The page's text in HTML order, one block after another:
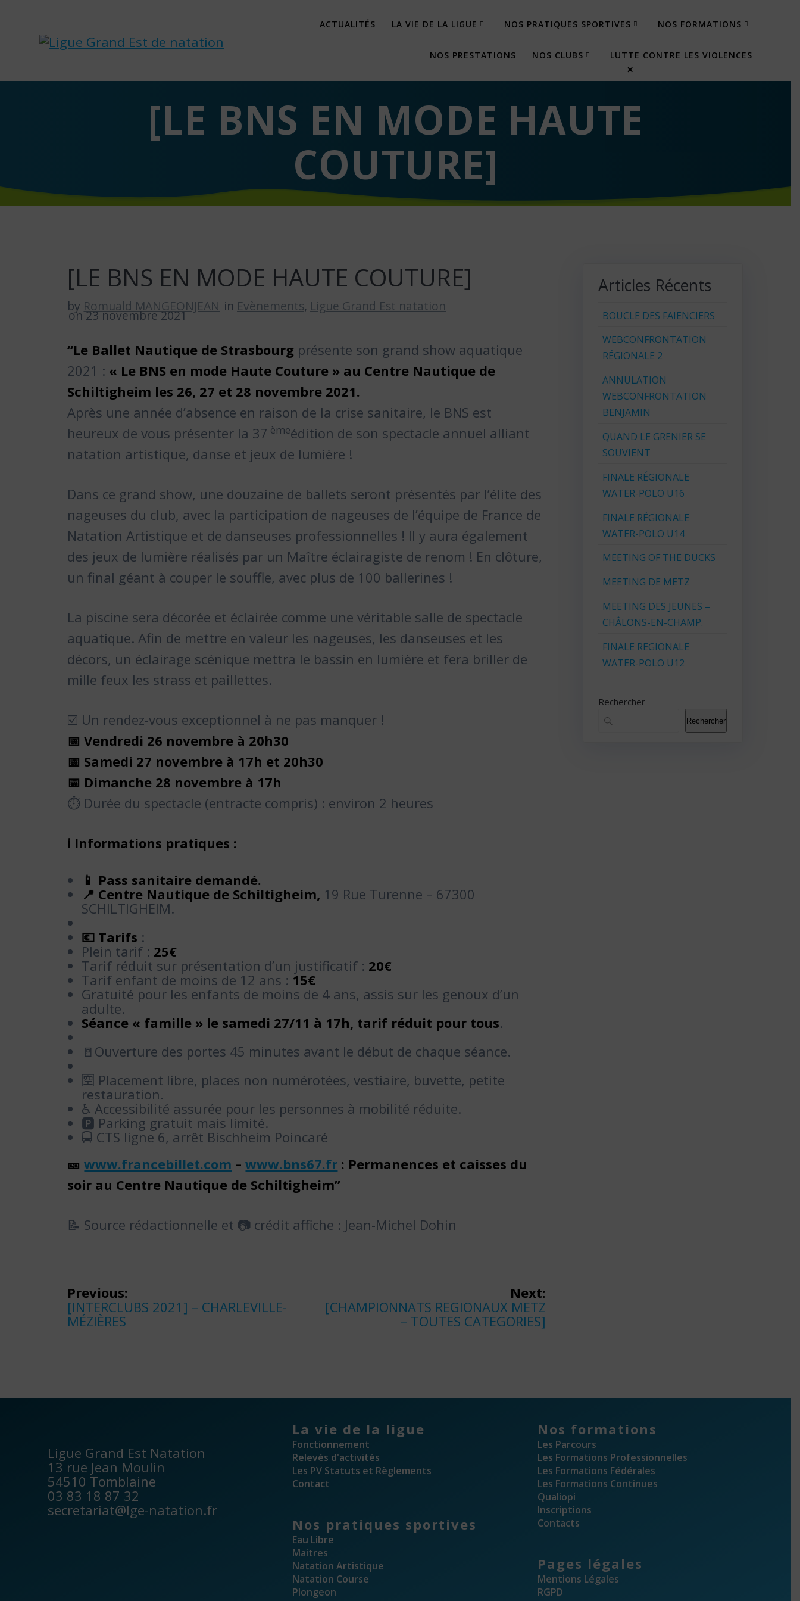
content
ACTUALITÉS LA VIE DE LA LIGUE NOS PRATIQUES SPORTIVES NOS FORMATIONS
NOS PRESTATIONS NOS CLUBS LUTTE CONTRE LES VIOLENCES
[LE BNS EN MODE HAUTE
COUTURE]
[LE BNS EN MODE HAUTE COUTURE]
by Romuald MANGEONJEAN in Evènements, Ligue Grand Est natation
on 23 novembre 2021
“Le Ballet Nautique de Strasbourg présente son grand show aquatique
2021 : « Le BNS en mode Haute Couture » au Centre Nautique de
Schiltigheim les 26, 27 et 28 novembre 2021.
Après une année d’absence en raison de la crise sanitaire, le BNS est
heureux de vous présenter la 37 èmeédition de son spectacle annuel alliant
natation artistique, danse et jeux de lumière !
Dans ce grand show, une douzaine de ballets seront présentés par l’élite des
nageuses du club, avec la participation de nageuses de l’équipe de France de
Natation Artistique et de danseuses professionnelles ! Il y aura également
des jeux de lumière réalisés par un Maître éclairagiste de renom ! En clôture,
un final géant à couper le souffle, avec plus de 100 ballerines !
La piscine sera décorée et éclairée comme une véritable salle de spectacle
aquatique. Afin de mettre en valeur les nageuses, les danseuses et les
décors, un éclairage scénique mettra le bassin en lumière et fera briller de
mille feux les strass et paillettes.
☑️ Un rendez-vous exceptionnel à ne pas manquer !
📅 Vendredi 26 novembre à 20h30
📅 Samedi 27 novembre à 17h et 20h30
📅 Dimanche 28 novembre à 17h
⏱ Durée du spectacle (entracte compris) : environ 2 heures
ℹ️ Informations pratiques :
📱 Pass sanitaire demandé.
📍 Centre Nautique de Schiltigheim, 19 Rue Turenne – 67300
SCHILTIGHEIM.
💶 Tarifs :
Plein tarif : 25€
Tarif réduit sur présentation d’un justificatif : 20€
Tarif enfant de moins de 12 ans : 15€
Gratuité pour les enfants de moins de 4 ans, assis sur les genoux d’un
adulte.
Séance « famille » le samedi 27/11 à 17h, tarif réduit pour tous.
🚪Ouverture des portes 45 minutes avant le début de chaque séance.
🈳 Placement libre, places non numérotées, vestiaire, buvette, petite
restauration.
♿️ Accessibilité assurée pour les personnes à mobilité réduite.
🅿️ Parking gratuit mais limité.
🚍 CTS ligne 6, arrêt Bischheim Poincaré
🎫 www.francebillet.com –www.bns67.fr : Permanences et caisses du
soir au Centre Nautique de Schiltigheim”
📝 Source rédactionnelle et 📷 crédit affiche : Jean-Michel Dohin
Navigation
de
Previous:
Previous
post:
[INTERCLUBS 2021] – CHARLEVILLE-
MÉZIÈRES
Next:
Next
post:
[CHAMPIONNATS REGIONAUX METZ
– TOUTES CATEGORIES]
Articles Récents
BOUCLE DES FAIENCIERS
WEBCONFRONTATION
RÉGIONALE 2
ANNULATION
WEBCONFRONTATION
BENJAMIN
QUAND LE GRENIER SE
SOUVIENT
FINALE RÉGIONALE
WATER-POLO U16
FINALE RÉGIONALE
WATER-POLO U14
MEETING OF THE DUCKS
MEETING DE METZ
MEETING DES JEUNES –
CHÂLONS-EN-CHAMP.
FINALE REGIONALE
WATER-POLO U12
Rechercher
Rechercher
Ligue Grand Est Natation
13 rue Jean Moulin
54510 Tomblaine
03 83 18 87 32
secretariat@lge-natation.fr
La vie de la ligue
Fonctionnement
Relevés d'activités
Les PV Statuts et Règlements
Contact
Nos pratiques sportives
Eau Libre
Maitres
Natation Artistique
Natation Course
Plongeon
Nos formations
Les Parcours
Les Formations Professionnelles
Les Formations Fédérales
Les Formations Continues
Qualiopi
Inscriptions
Contacts
Pages légales
Mentions Légales
RGPD
×